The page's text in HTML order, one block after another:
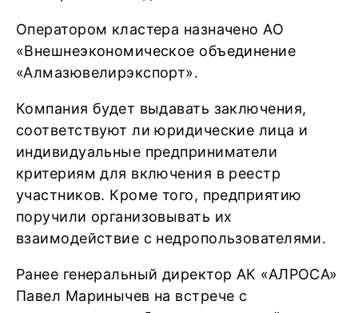
Оператором кластера назначено АО
«Внешнеэкономическое объединение
«Алмазювелирэкспорт».
Компания будет выдавать заключения,
соответствуют ли юридические лица и
индивидуальные предприниматели
критериям для включения в реестр
участников. Кроме того, предприятию
поручили организовывать их
взаимодействие с недропользователями.
Ранее генеральный директор АК «АЛРОСА»
Павел Маринычев на встрече с